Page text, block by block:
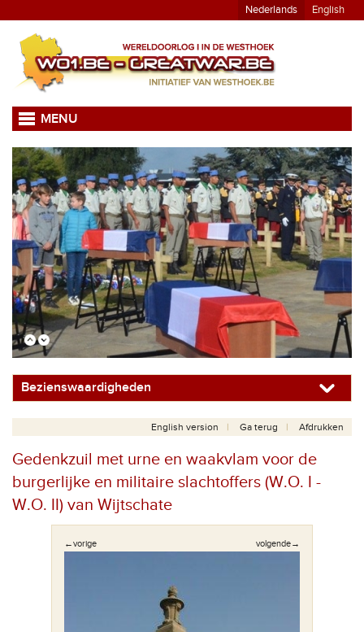
Nederlands English
MENU
Bezienswaardigheden
English version Ga terug Afdrukken
Gedenkzuil met urne en waakvlam voor de
burgerlijke en militaire slachtoffers (W.O. I -
W.O. II) van Wijtschate
←vorige volgende→